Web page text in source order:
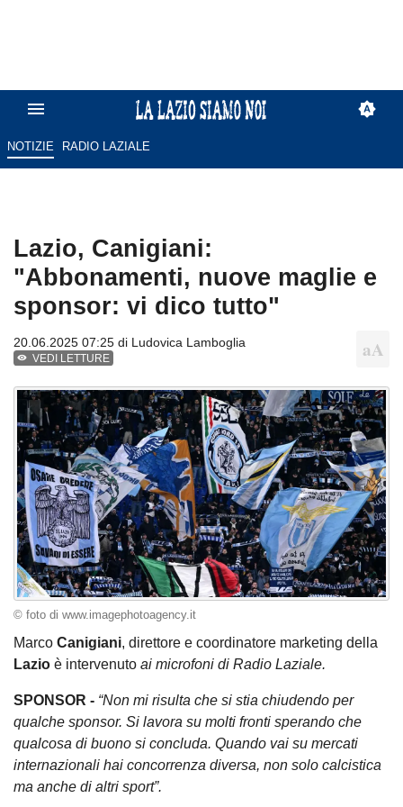
NOTIZIE RADIO LAZIALE
Lazio, Canigiani:
"Abbonamenti, nuove maglie e
sponsor: vi dico tutto"
20.06.2025 07:25 di Ludovica Lamboglia
VEDI LETTURE
© foto di www.imagephotoagency.it
Marco Canigiani, direttore e coordinatore marketing della
Lazio è intervenuto ai microfoni di Radio Laziale.
SPONSOR - “Non mi risulta che si stia chiudendo per
qualche sponsor. Si lavora su molti fronti sperando che
qualcosa di buono si concluda. Quando vai su mercati
internazionali hai concorrenza diversa, non solo calcistica
ma anche di altri sport”.